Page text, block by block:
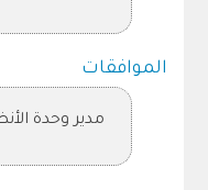
الموافقات
مدير وحدة